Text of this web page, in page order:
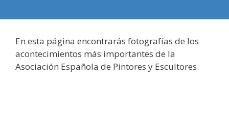
En esta página encontrarás fotografías de los
acontecimientos más importantes de la
Asociación Española de Pintores y Escultores.